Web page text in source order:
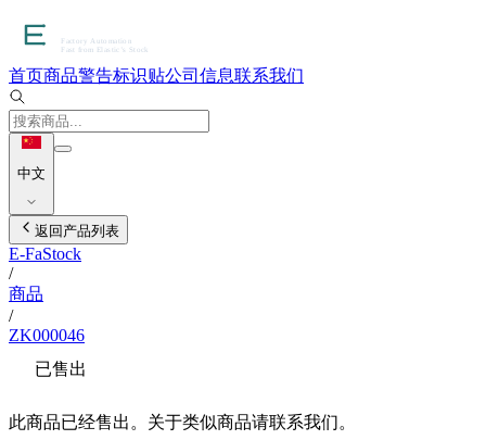
首页商品警告标识贴公司信息联系我们
中文
返回产品列表
E-FaStock
/
商品
/
ZK000046
已售出
此商品已经售出。关于类似商品请联系我们。